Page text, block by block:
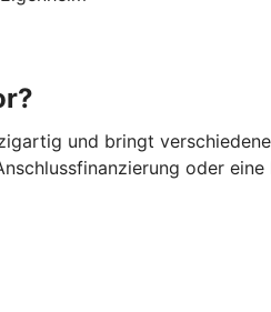
und bringt
oder